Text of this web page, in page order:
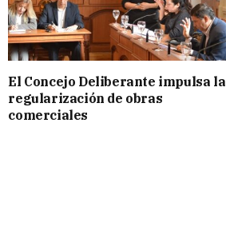
El Concejo Deliberante impulsa la
regularización de obras
comerciales